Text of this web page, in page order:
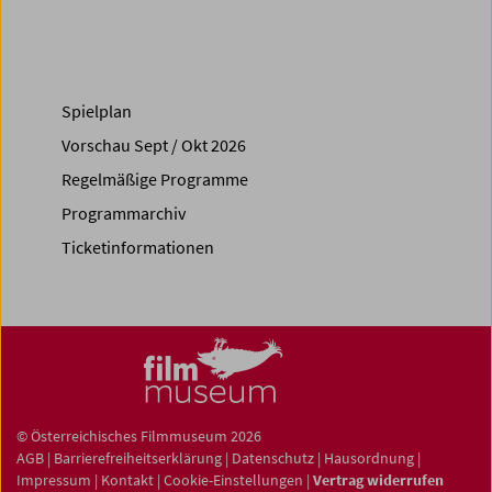
Spielplan
Vorschau Sept / Okt 2026
Regelmäßige Programme
Programmarchiv
Ticketinformationen
© Österreichisches Filmmuseum 2026
AGB | Barrierefreiheitserklärung | Datenschutz | Hausordnung |
Impressum | Kontakt | Cookie-Einstellungen | Vertrag widerrufen